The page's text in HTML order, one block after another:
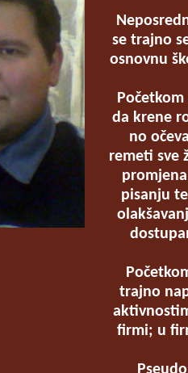
se trajno
osnovnu
da krene
no
remeti sve
pisanju
trajno
firmi; u